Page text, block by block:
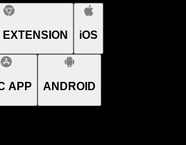
iOS
APP ANDROID